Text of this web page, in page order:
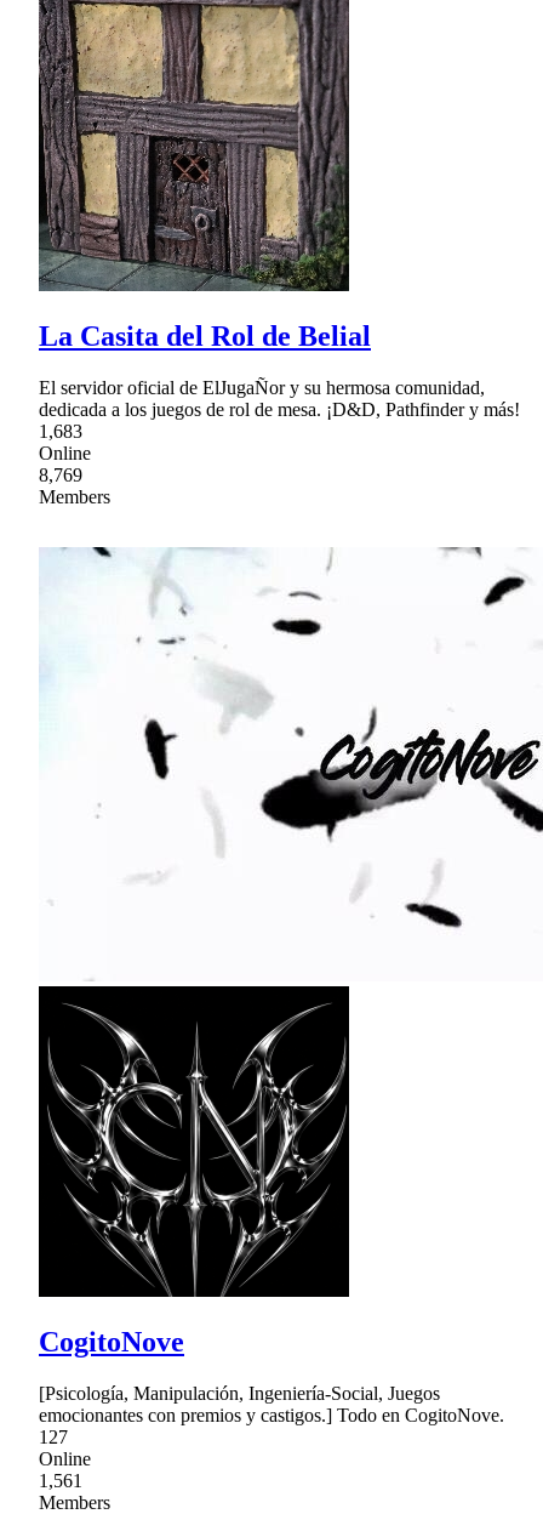
La Casita del Rol de Belial
El servidor oficial de ElJugaÑor y su hermosa comunidad,
dedicada a los juegos de rol de mesa. ¡D&D, Pathfinder y más!
1,683
Online
8,769
Members
CogitoNove
[Psicología, Manipulación, Ingeniería-Social, Juegos
emocionantes con premios y castigos.] Todo en CogitoNove.
127
Online
1,561
Members